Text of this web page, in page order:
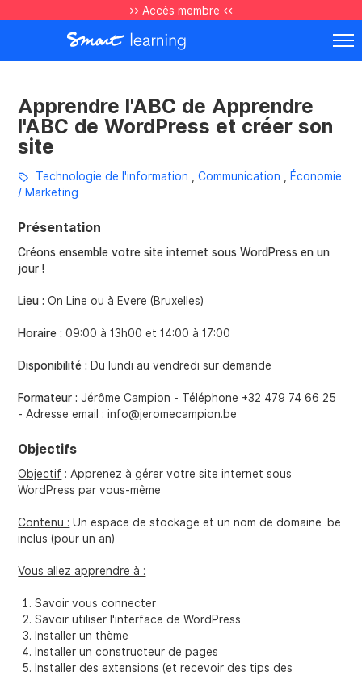
>> Accès membre <<
Apprendre l'ABC de Apprendre
l'ABC de WordPress et créer son
site
Technologie de l'information Communication
Économie
/ Marketing
Présentation
Créons ensemble votre site internet sous WordPress en un
jour !
Lieu :On Line ou à Evere (Bruxelles)
Horaire :09:00 à 13h00 et 14:00 à 17:00
Disponibilité : Du lundi au vendredi sur demande
Formateur : Jérôme Campion - Téléphone +32 479 74 66 25
- Adresse email : info@jeromecampion.be
Objectifs
Objectif : Apprenez à gérer votre site internet sous
WordPress par vous-même
Contenu : Un espace de stockage et un nom de domaine .be
inclus (pour un an)
Vous allez apprendre à :
Savoir vous connecter
Savoir utiliser l'interface de WordPress
Installer un thème
Installer un constructeur de pages
Installer des extensions (et recevoir des tips des